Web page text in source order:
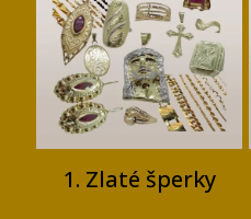
1. Zlaté šperky